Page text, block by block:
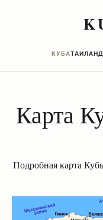
КУБАТАИЛАНД
Карта
Подробная карта